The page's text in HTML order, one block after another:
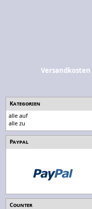
Versandkosten
Kategorien
alle auf
alle zu
Paypal
Counter